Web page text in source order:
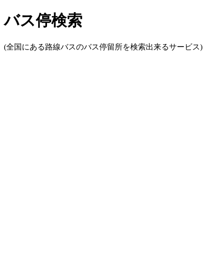
バス停検索
(全国にある路線バスのバス停留所を検索出来るサービス)